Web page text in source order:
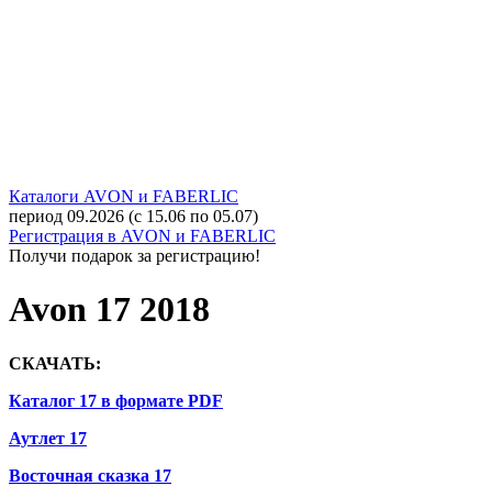
Каталоги AVON и FABERLIC
период 09.2026 (с 15.06 по 05.07)
Регистрация в AVON и FABERLIC
Получи подарок за регистрацию!
Avon 17 2018
СКАЧАТЬ:
Каталог 17 в формате PDF
Аутлет 17
Восточная сказка 17